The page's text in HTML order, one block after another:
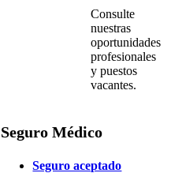
Consulte
nuestras
oportunidades
profesionales
y puestos
vacantes.
Seguro Médico
Seguro aceptado